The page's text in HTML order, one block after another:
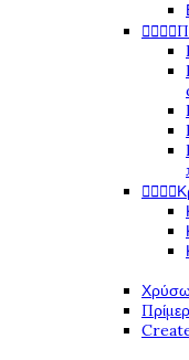

